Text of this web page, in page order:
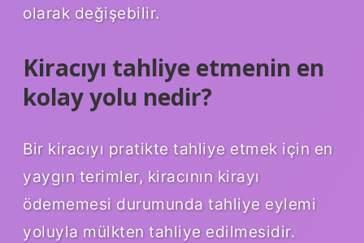
olarak değişebilir.
Kiracıyı tahliye etmenin en
kolay yolu nedir?
Bir kiracıyı pratikte tahliye etmek için en
yaygın terimler, kiracının kirayı
ödememesi durumunda tahliye eylemi
yoluyla mülkten tahliye edilmesidir.